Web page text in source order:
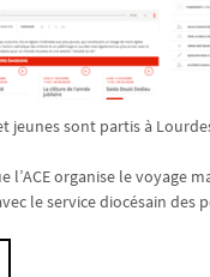
jeunes sont partis à
l’ACE organise le voyage
le service diocésain des